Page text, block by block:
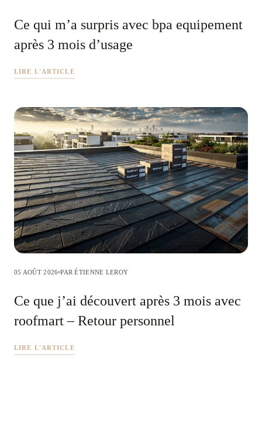
Ce qui m’a surpris avec bpa equipement
après 3 mois d’usage
LIRE L'ARTICLE
05 AOÛT 2026 PAR ÉTIENNE LEROY
Ce que j’ai découvert après 3 mois avec
roofmart – Retour personnel
LIRE L'ARTICLE